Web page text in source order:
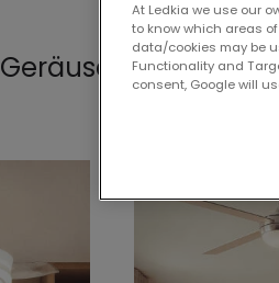
Geräuscharme
At Ledkia we use our
to know which areas
data/cookies may be
Functionality and
consent, Google will